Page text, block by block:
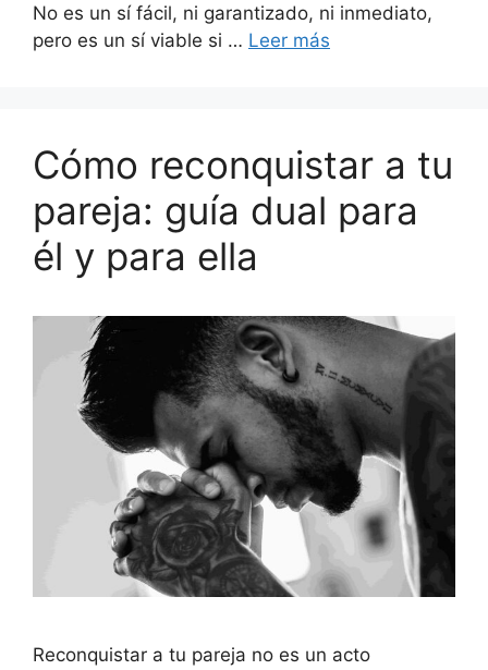
No es un sí fácil, ni garantizado, ni inmediato,
pero es un sí viable si … Leer más
Cómo reconquistar a tu
pareja: guía dual para
él y para ella
Reconquistar a tu pareja no es un acto